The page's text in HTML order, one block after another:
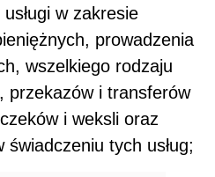
w zakresie
prowadzenia
wszelkiego rodzaju
przekazów i transferów
i weksli oraz
świadczeniu tych usług;